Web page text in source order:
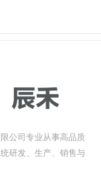
公司专业从事高品质
研发、生产、销售与